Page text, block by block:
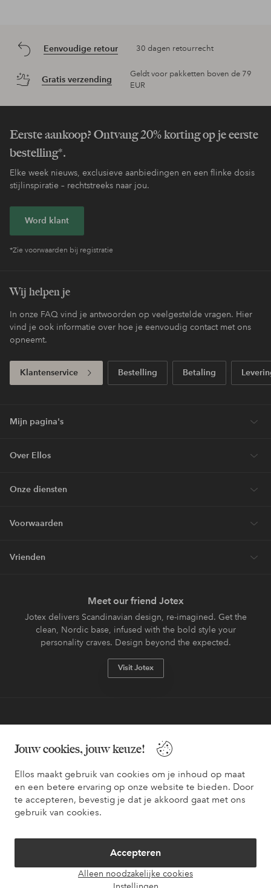
Jouw cookies, jouw keuze!
Ellos maakt gebruik van cookies om je inhoud op maat
en een betere ervaring op onze website te bieden. Door
te accepteren, bevestig je dat je akkoord gaat met ons
gebruik van cookies.
Accepteren
Alleen noodzakelijke cookies
Eenvoudige retour 30 dagen retourrecht
Gratis verzending
Geldt voor pakketten boven de 79
EUR
Eerste aankoop? Ontvang 20% korting op je eerste
bestelling*.
Elke week nieuws, exclusieve aanbiedingen en een flinke dosis
stijlinspiratie – rechtstreeks naar jou.
Word klant
*Zie voorwaarden bij registratie
Wij helpen je
In onze FAQ vind je antwoorden op veelgestelde vragen. Hier
vind je ook informatie over hoe je eenvoudig contact met ons
opneemt.
Klantenservice Bestelling Betaling
Mijn pagina's
Over Ellos
Onze diensten
Voorwaarden
Vrienden
Meet our friend Jotex
Jotex delivers Scandinavian design, re-imagined. Get the
clean, Nordic base, infused with the bold style your
personality craves. Design beyond the expected.
Visit Jotex
Wil je meer weten over
onze betaalopties
Facebook Instagram Pinterest Youtube